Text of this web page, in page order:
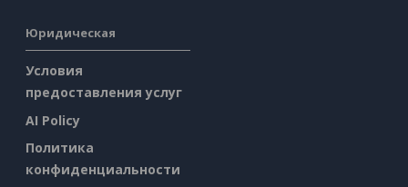
Юридическая
Условия
предоставления услуг
AI Policy
Политика
конфиденциальности